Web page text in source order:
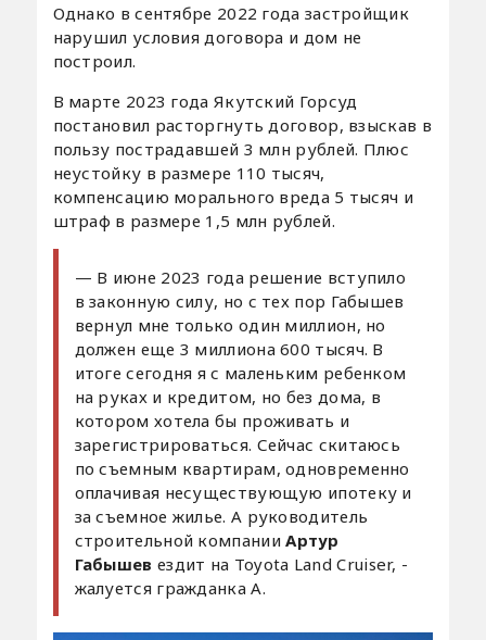
Однако в сентябре 2022 года застройщик
нарушил условия договора и дом не
построил.
В марте 2023 года Якутский Горсуд
постановил расторгнуть договор, взыскав в
пользу пострадавшей 3 млн рублей. Плюс
неустойку в размере 110 тысяч,
компенсацию морального вреда 5 тысяч и
штраф в размере 1,5 млн рублей.
— В июне 2023 года решение вступило
в законную силу, но с тех пор Габышев
вернул мне только один миллион, но
должен еще 3 миллиона 600 тысяч. В
итоге сегодня я с маленьким ребенком
на руках и кредитом, но без дома, в
котором хотела бы проживать и
зарегистрироваться. Сейчас скитаюсь
по съемным квартирам, одновременно
оплачивая несуществующую ипотеку и
за съемное жилье. А руководитель
строительной компанииАртур
Габышев ездит на Toyota Land Cruiser, -
жалуется гражданка А.